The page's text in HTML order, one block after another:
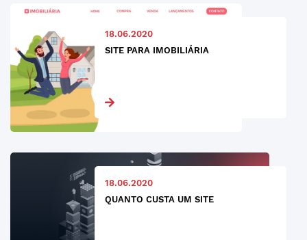
18.06.2020
SITE PARA IMOBILIÁRIA
18.06.2020
QUANTO CUSTA UM SITE